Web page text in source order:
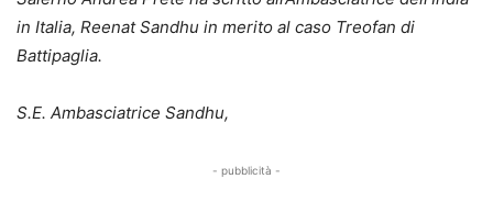
in Italia, Reenat Sandhu in merito al caso Treofan di
Battipaglia.
S.E. Ambasciatrice Sandhu,
- pubblicità -